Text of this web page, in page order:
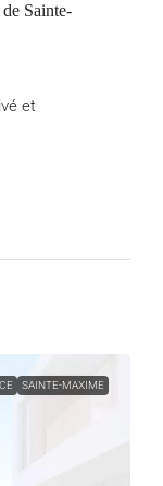
Sainte-
et
SAINTE-MAXIME